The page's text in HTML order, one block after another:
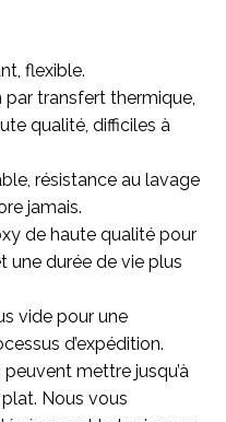
flexible.
par transfert thermique,
qualité, difficiles à
résistance au lavage
jamais.
de haute qualité pour
une durée de vie plus
vide pour une
d’expédition.
mettre jusqu’à
Nous vous